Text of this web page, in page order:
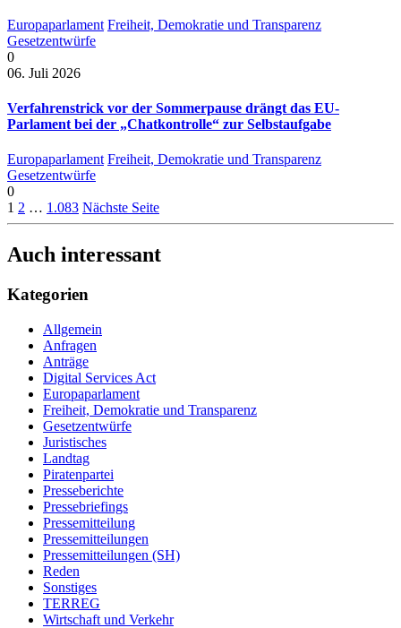
Europaparlament Freiheit, Demokratie und Transparenz
Gesetzentwürfe
0
06. Juli 2026
Verfahrenstrick vor der Sommerpause drängt das EU-
Parlament bei der „Chatkontrolle“ zur Selbstaufgabe
Europaparlament Freiheit, Demokratie und Transparenz
Gesetzentwürfe
0
1 2 … 1.083 Nächste Seite
Auch interessant
Kategorien
Allgemein
Anfragen
Anträge
Digital Services Act
Europaparlament
Freiheit, Demokratie und Transparenz
Gesetzentwürfe
Juristisches
Landtag
Piratenpartei
Presseberichte
Pressebriefings
Pressemitteilung
Pressemitteilungen
Pressemitteilungen (SH)
Reden
Sonstiges
TERREG
Wirtschaft und Verkehr